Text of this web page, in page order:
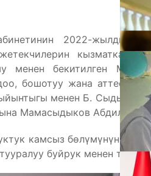
2022-
кызматка
менен бекитилген
бошотуу жана
менен Б. Сыдыков
Мамасыдыков Абдилбает
камсыз бөлүмүнүн
буйрук менен